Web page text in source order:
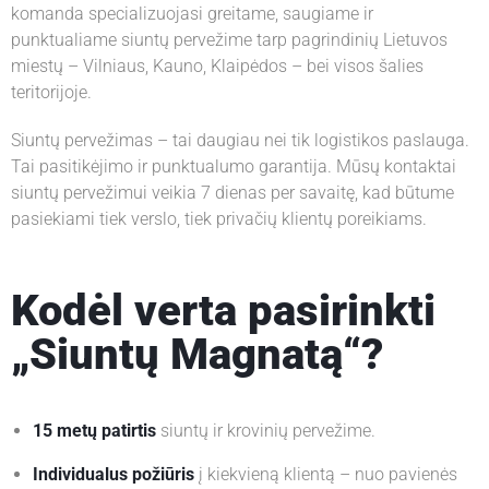
S
L
I
E
U
V
O
J
A
P
U
komanda specializuojasi greitame, saugiame ir
punktualiame siuntų pervežime tarp pagrindinių Lietuvos
miestų – Vilniaus, Kauno, Klaipėdos – bei visos šalies
teritorijoje.
Siuntų pervežimas – tai daugiau nei tik logistikos paslauga.
Tai pasitikėjimo ir punktualumo garantija. Mūsų kontaktai
siuntų pervežimui veikia 7 dienas per savaitę, kad būtume
pasiekiami tiek verslo, tiek privačių klientų poreikiams.
Kodėl verta pasirinkti
„Siuntų Magnatą“?
15 metų patirtis siuntų ir krovinių pervežime.
Individualus požiūris į kiekvieną klientą – nuo pavienės